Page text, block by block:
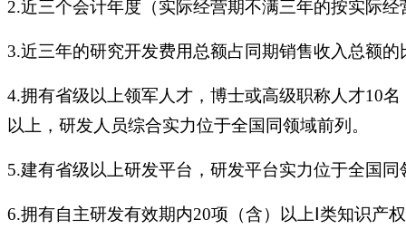
2.近三个会计年度（实际经营期不满三年的按实际
3.近三年的研究开发费用总额占同期销售收入总额
4.拥有省级以上领军人才，博士或高级职称人才10
以上，研发人员综合实力位于全国同领域前列。
5.建有省级以上研发平台，研发平台实力位于全国同
6.拥有自主研发有效期内20项（含）以上Ⅰ类知识产